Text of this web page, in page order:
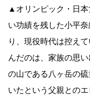
▲オリンピック・日
い功績を残した小平
り、現役時代は控え
んだのは、家族の思
の山である八ヶ岳の
いたという父親との